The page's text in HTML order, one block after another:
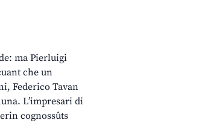
ma Pierluigi
che un
Federico Tavan
L’impresari di
cognossûts